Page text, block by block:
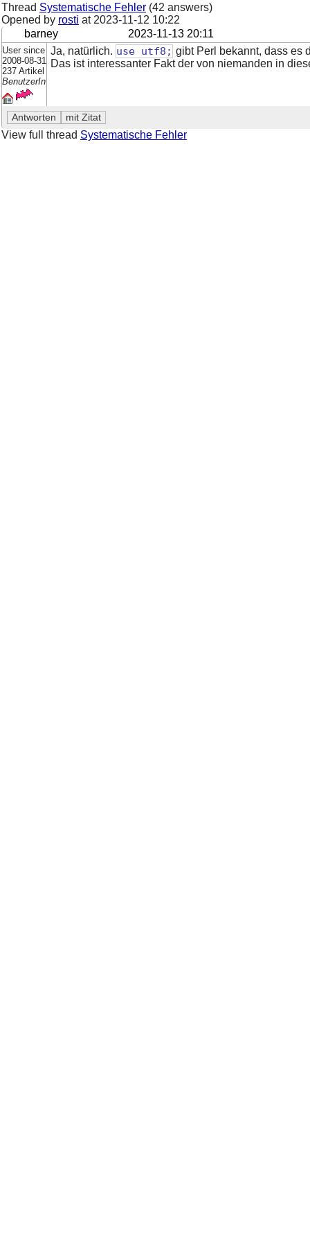
Thread Systematische Fehler (42 answers)
Opened by rosti at 2023-11-12 10:22
barney
2023-11-13 20:11
User since
2008-08-31
237 Artikel
BenutzerIn
Ja, natürlich. use utf8; gibt Perl bekannt, dass es
Das ist interessanter Fakt der von niemanden in
View full thread Systematische Fehler